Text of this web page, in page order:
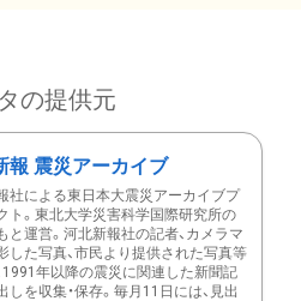
の提供元
報 震災アーカイブ
社による東日本大震災アーカイブプ
ト。東北大学災害科学国際研究所の
と運営。河北新報社の記者、カメラマ
した写真、市民より提供された写真等
1991年以降の震災に関連した新聞記
しを収集・保存。毎月11日には、見出